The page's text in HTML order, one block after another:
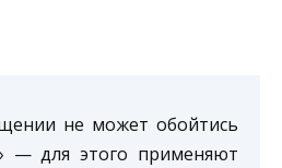
не может обойтись
— для этого применяют